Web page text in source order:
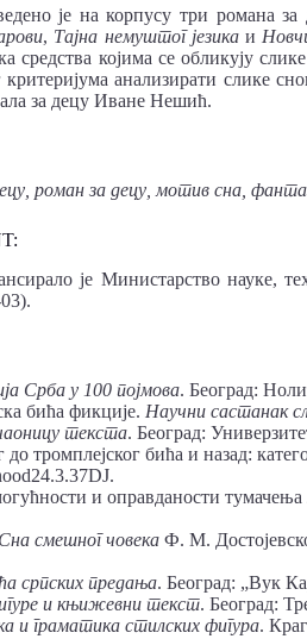
је на корпусу три романа
, Тајна немуштог језикаи
средства којима се обликују
анализирати слике
за децу Иване Нешић.
роман за децу, мотив сна,
је Министарство науке,
Срба у 100 појмова. Београд:
бића фикције. Научни састанак
текста. Београд:
тромплејског бића и назад:
и оправданости тумачења
Сна смешног човека Ф. М.
српских предања. Београд: „Вук
и књижевни текст. Београд:
и граматика стилских фигура.